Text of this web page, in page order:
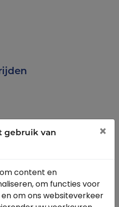
de organisatie van een
gebruik van
×
content en
om functies voor
om ons websiteverkeer